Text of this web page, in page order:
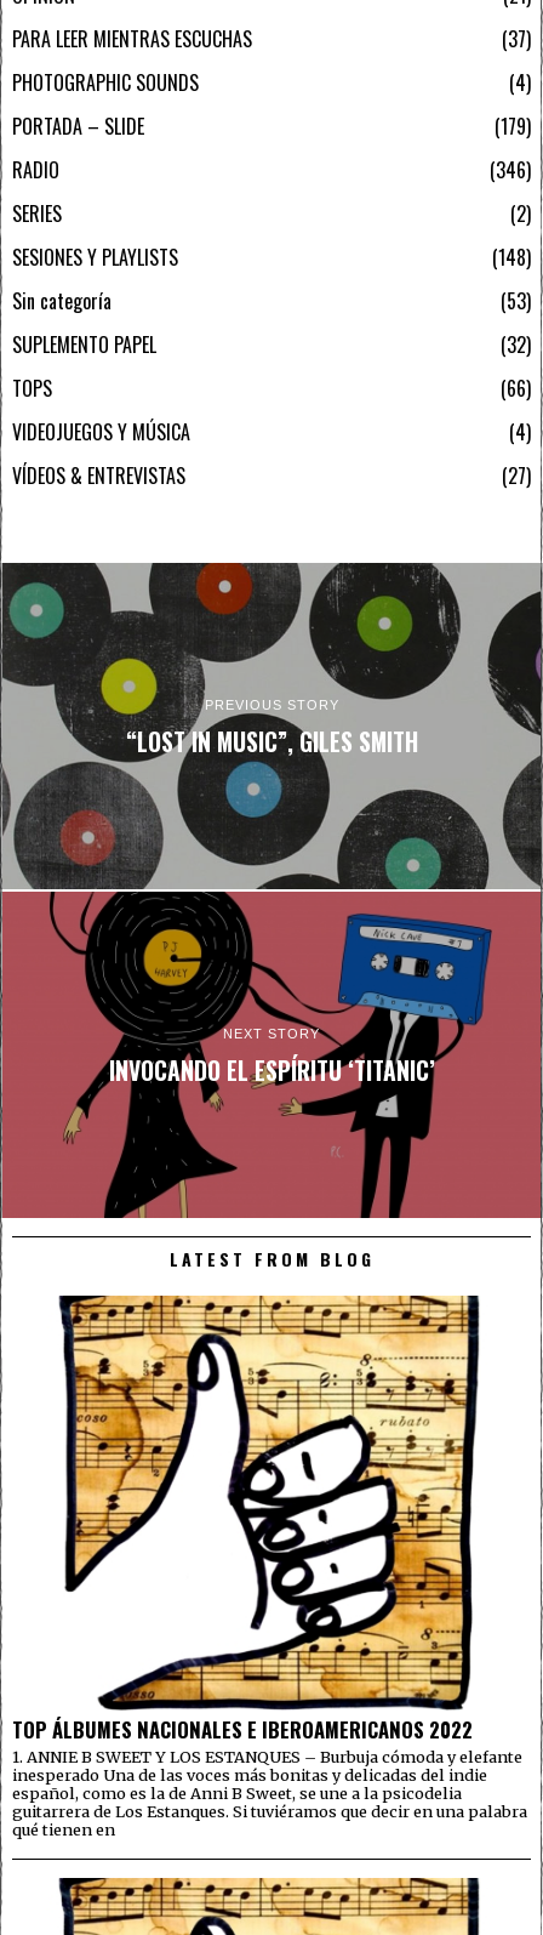
PARA LEER MIENTRAS ESCUCHAS
37
PHOTOGRAPHIC SOUNDS
4
PORTADA – SLIDE
179
RADIO
346
SERIES
2
SESIONES Y PLAYLISTS
148
Sin categoría
53
SUPLEMENTO PAPEL
32
TOPS
66
VIDEOJUEGOS Y MÚSICA
4
VÍDEOS & ENTREVISTAS
27
PREVIOUS STORY
“LOST IN MUSIC”, GILES SMITH
NEXT STORY
INVOCANDO EL ESPÍRITU ‘TITANIC’
LATEST FROM BLOG
TOP ÁLBUMES NACIONALES E IBEROAMERICANOS 2022
1. ANNIE B SWEET Y LOS ESTANQUES – Burbuja cómoda y elefante
inesperado Una de las voces más bonitas y delicadas del indie
español, como es la de Anni B Sweet, se une a la psicodelia
guitarrera de Los Estanques. Si tuviéramos que decir en una palabra
qué tienen en